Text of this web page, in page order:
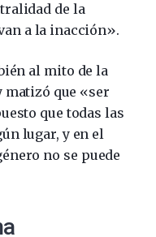
de la
a la inacción».
al mito de la
matizó que «ser
que todas las
lugar, y en el
no se puede